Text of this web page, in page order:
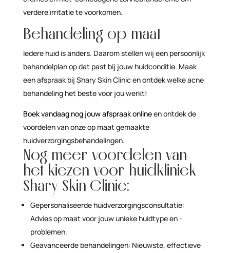
verdere irritatie te voorkomen.
Behandeling op maat
Iedere huid is anders. Daarom stellen wij een persoonlijk
behandelplan op dat past bij jouw huidconditie. Maak
een afspraak bij Shary Skin Clinic en ontdek welke acne
behandeling het beste voor jou werkt!
Boek vandaag nog jouw afspraak onlineen ontdek de
voordelen van onze op maat gemaakte
huidverzorgingsbehandelingen.
Nog meer voordelen van
het kiezen voor huidkliniek
Shary Skin Clinic:
Gepersonaliseerde huidverzorgingsconsultatie:
Advies op maat voor jouw unieke huidtype en -
problemen.
Geavanceerde behandelingen: Nieuwste, effectieve